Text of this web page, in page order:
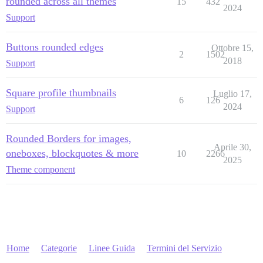
Support
2024
Buttons rounded edges
Support
2 1502
Ottobre 15,
2018
Square profile thumbnails
Support
6 126
Luglio 17,
2024
Rounded Borders for images,
oneboxes, blockquotes & more
Theme component
10 2266
Aprile 30,
2025
Home Categorie Linee Guida Termini del Servizio